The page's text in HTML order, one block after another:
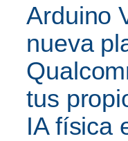
Arduino
nueva
tus
IA física